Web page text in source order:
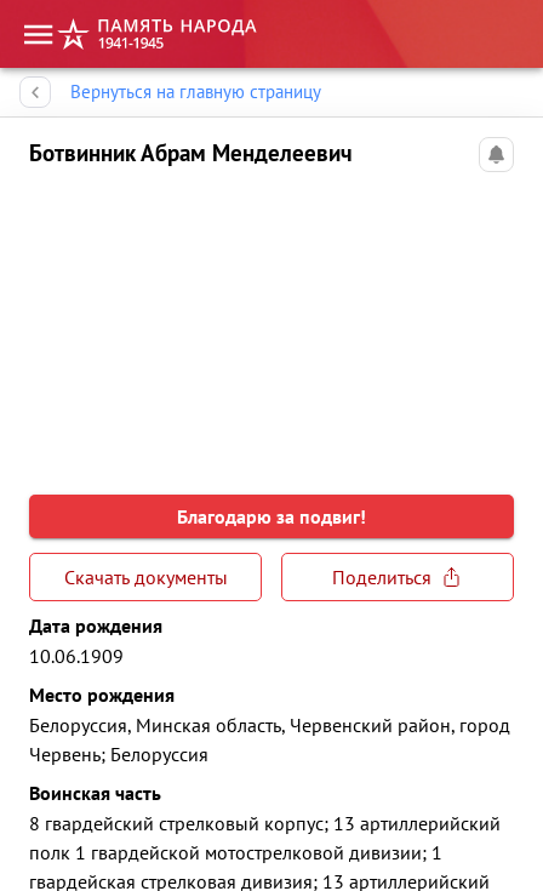
Вернуться на главную страницу
Ботвинник Абрам Менделеевич
Благодарю за подвиг!
Скачать документы
Поделиться
Дата рождения
10.06.1909
Место рождения
Белоруссия, Минская область, Червенский район, город
Червень; Белоруссия
Воинская часть
8 гвардейский стрелковый корпус; 13 артиллерийский
полк 1 гвардейской мотострелковой дивизии; 1
гвардейская стрелковая дивизия; 13 артиллерийский
Память народа